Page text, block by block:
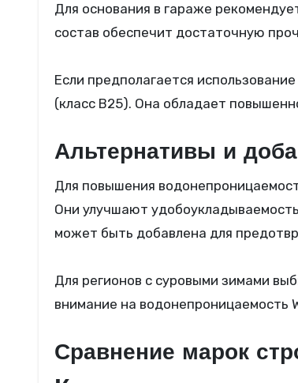
Для основания в гараже
состав обеспечит достаточную
Если предполагается
(класс В25). Она обладает
Альтернативы и
Для повышения
Они улучшают
может быть добавлена для
Для регионов с суровыми зимами
внимание на водонепроницаемость
Сравнение марок